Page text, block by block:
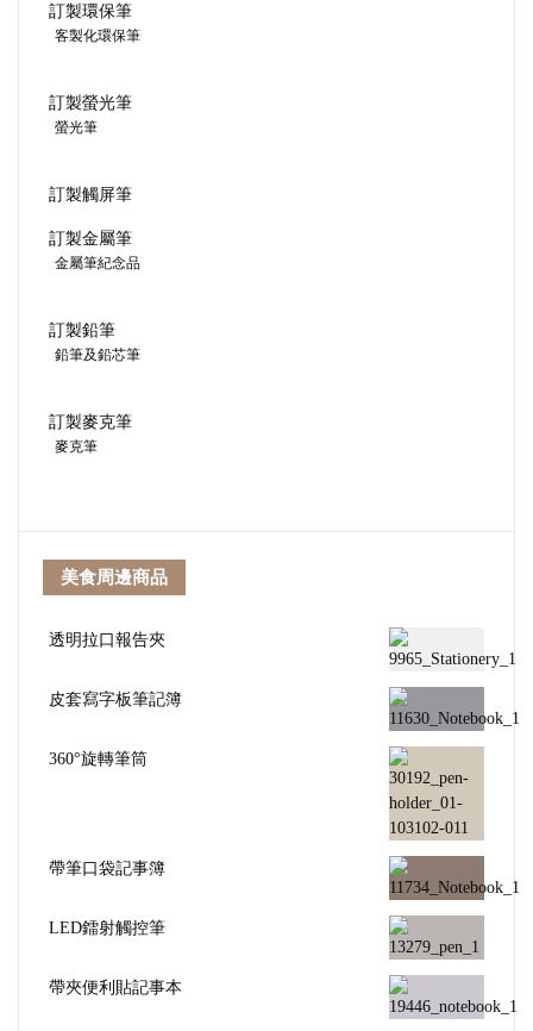
訂製環保筆
客製化環保筆
訂製螢光筆
螢光筆
訂製觸屏筆
訂製金屬筆
金屬筆紀念品
訂製鉛筆
鉛筆及鉛芯筆
訂製麥克筆
麥克筆
美食周邊商品
透明拉口報告夾
皮套寫字板筆記簿
360°旋轉筆筒
帶筆口袋記事簿
LED鐳射觸控筆
帶夾便利貼記事本